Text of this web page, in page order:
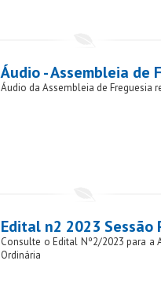
Áudio - Assembleia de
Áudio da Assembleia de Freguesia
Edital n2 2023 Sessão
Consulte o Edital Nº2/2023 para a
Ordinária